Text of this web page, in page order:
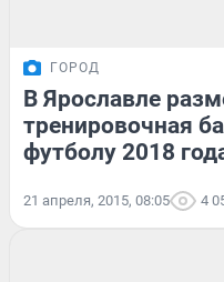
ГОРОД
В Ярославле
тренировочная
футболу 2018
21 апреля, 2015, 08:05 4